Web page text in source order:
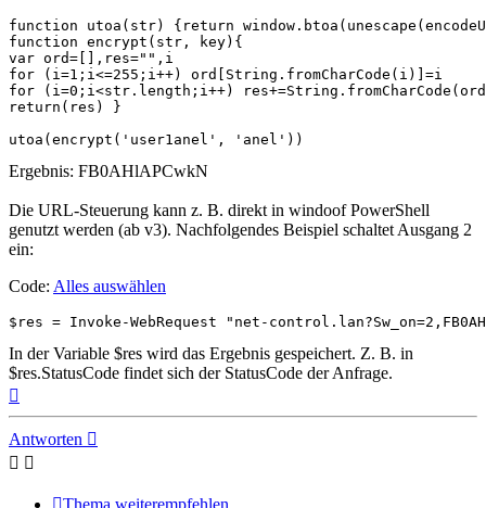
function utoa(str) {return
function encrypt(str, key){
var ord=[],res="",i
for (i=1;i<=255;i++) ord[String.fromCharCode(i)]=i
for (i=0;i<str.length;i++)
return(res) }
utoa(encrypt('user1anel', 'anel'))
Ergebnis: FB0AHlAPCwkN
Die URL-Steuerung kann z. B. direkt in windoof PowerShell
genutzt werden (ab v3). Nachfolgendes Beispiel schaltet Ausgang 2
ein:
Code: Alles auswählen
$res = Invoke-WebRequest "net-
In der Variable $res wird das Ergebnis gespeichert. Z. B. in
$res.StatusCode findet sich der StatusCode der Anfrage.
Antworten
Thema weiterempfehlen